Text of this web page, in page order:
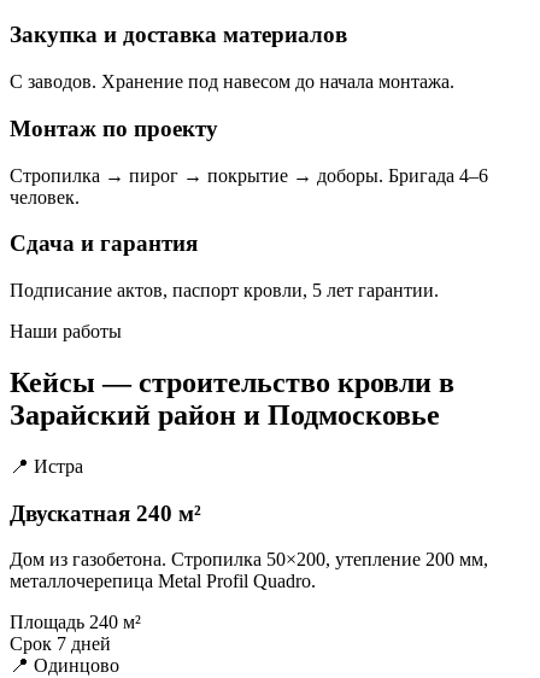
Закупка и доставка материалов
С заводов. Хранение под навесом до начала монтажа.
Монтаж по проекту
Стропилка → пирог → покрытие → доборы. Бригада 4–6
человек.
Сдача и гарантия
Подписание актов, паспорт кровли, 5 лет гарантии.
Наши работы
Кейсы — строительство кровли в
Зарайский район и Подмосковье
📍 Истра
Двускатная 240 м²
Дом из газобетона. Стропилка 50×200, утепление 200 мм,
металлочерепица Metal Profil Quadro.
Площадь 240 м²
Срок 7 дней
📍 Одинцово